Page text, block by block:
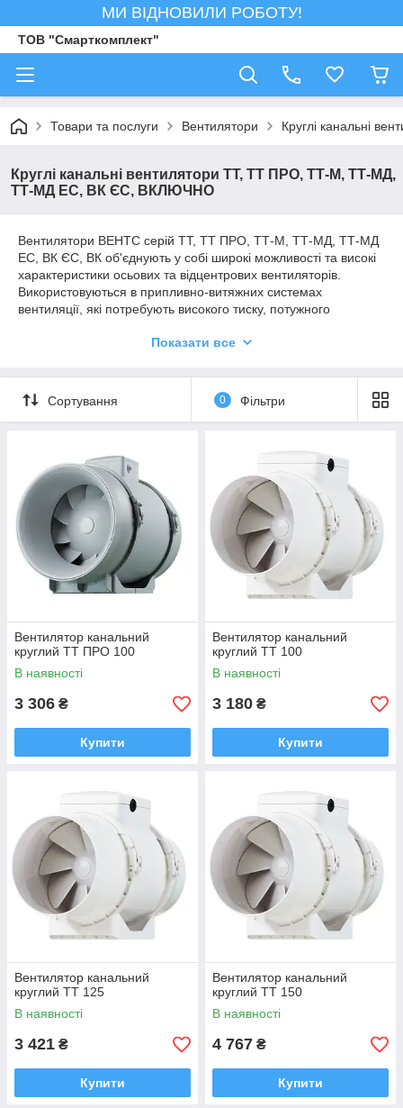
МИ ВІДНОВИЛИ РОБОТУ!
ТОВ "Смарткомплект"
Товари та послуги Вентилятори Круглі канальні
Круглі канальні вентилятори ТТ, ТТ ПРО, ТТ-М, ТТ-МД,
ТТ-МД EC, ВК ЄС, ВКЛЮЧНО
Вентилятори ВЕНТС серій ТТ, ТТ ПРО, ТТ-М, ТТ-МД, ТТ-МД
EC, ВК ЄС, ВК об'єднують у собі широкі можливості та високі
характеристики осьових та відцентрових вентиляторів.
Використовуються в припливно-витяжних системах
вентиляції, які потребують високого тиску, потужного
Сумісні з повітропроводами діаметром від 100 до 500 мм.
встановлення у витяжні системи приміщень із підвищеною
вологістю (санвузли, кухні), а також для вентиляції квартир,
котеджів, магазинів, кафе, офісів тощо.
Показати все
Сортування 0 Фільтри
Вентилятор канальний
круглий ТТ ПРО 100
В наявності
3 306 ₴
Купити
Вентилятор канальний
круглий ТТ 100
В наявності
3 180 ₴
Купити
Вентилятор канальний
круглий ТТ 125
В наявності
3 421 ₴
Купити
Вентилятор канальний
круглий ТТ 150
В наявності
4 767 ₴
Купити